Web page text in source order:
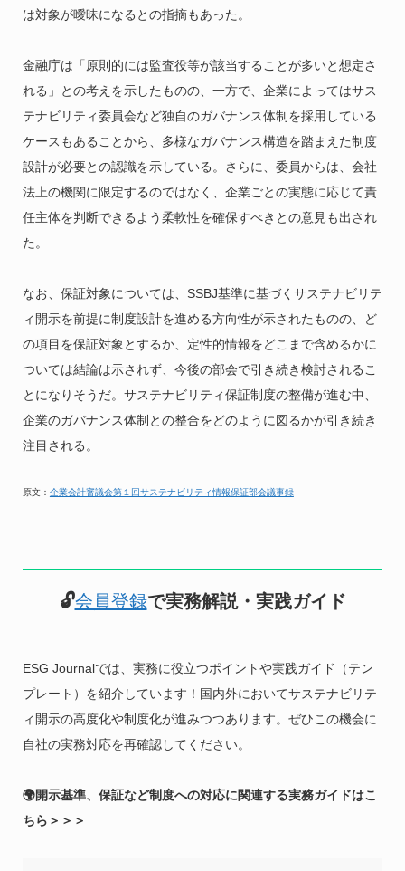
は対象が曖昧になるとの指摘もあった。
金融庁は「原則的には監査役等が該当することが多いと想定さ
れる」との考えを示したものの、一方で、企業によってはサス
テナビリティ委員会など独自のガバナンス体制を採用している
ケースもあることから、多様なガバナンス構造を踏まえた制度
設計が必要との認識を示している。さらに、委員からは、会社
法上の機関に限定するのではなく、企業ごとの実態に応じて責
任主体を判断できるよう柔軟性を確保すべきとの意見も出され
た。
なお、保証対象については、SSBJ基準に基づくサステナビリテ
ィ開示を前提に制度設計を進める方向性が示されたものの、ど
の項目を保証対象とするか、定性的情報をどこまで含めるかに
ついては結論は示されず、今後の部会で引き続き検討されるこ
とになりそうだ。サステナビリティ保証制度の整備が進む中、
企業のガバナンス体制との整合をどのように図るかが引き続き
注目される。
原文： 企業会計審議会第１回サステナビリティ情報保証部会議事録
🔓会員登録で実務解説・実践ガイド
ESG Journalでは、実務に役立つポイントや実践ガイド（テン
プレート）を紹介しています！国内外においてサステナビリテ
ィ開示の高度化や制度化が進みつつあります。ぜひこの機会に
自社の実務対応を再確認してください。
🌍開示基準、保証など制度への対応に関連する実務ガイドはこ
ちら＞＞＞